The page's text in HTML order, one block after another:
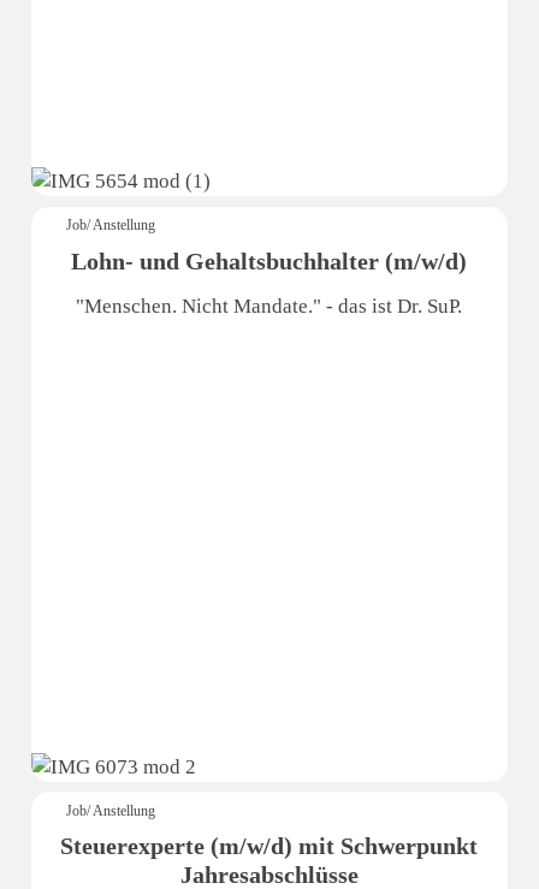
Job/ Anstellung
Lohn- und Gehaltsbuchhalter (m/w/d)
"Menschen. Nicht Mandate." - das ist Dr. SuP.
Job/ Anstellung
Steuerexperte (m/w/d) mit Schwerpunkt
Jahresabschlüsse